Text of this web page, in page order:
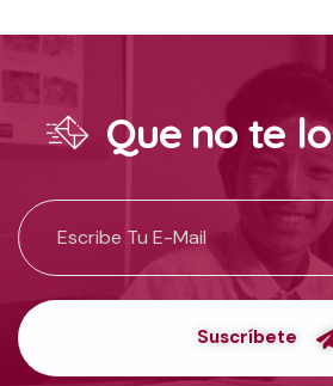
Que no te
Suscríbete